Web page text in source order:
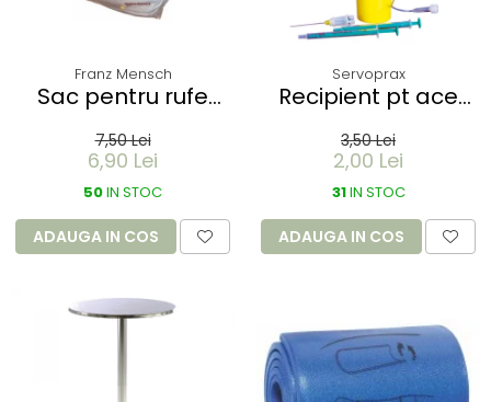
Franz Mensch
Sac pentru rufe
in apa - 60 litri -
66x84 cm / 17 my
7,50 Lei
6,90 Lei
50IN STOC
ADAUGA IN COS
Servoprax
Recipient pt ace
de buzunar 150 ml
3,50 Lei
2,00 Lei
31IN STOC
ADAUGA IN COS